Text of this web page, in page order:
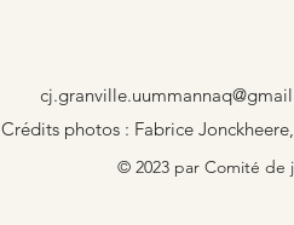
Crédits photos : Fabrice
© 2023 par Comité de